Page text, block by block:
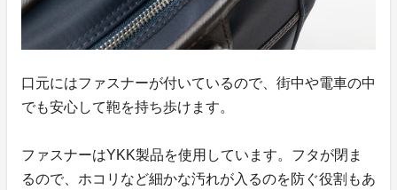
口元にはファスナーが付いているので、街中や電車の中
でも安心して鞄を持ち歩けます。
ファスナーはYKK製品を使用しています。フタが閉ま
るので、ホコリなど細かな汚れが入るのを防ぐ役割もあ